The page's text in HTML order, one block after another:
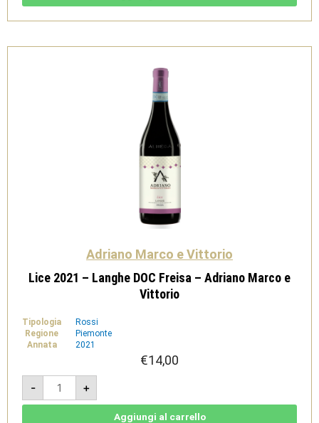
Marco
quantità
Adriano Marco e Vittorio
Lice 2021 – Langhe DOC Freisa – Adriano Marco e
Vittorio
Tipologia
Rossi
Regione
Piemonte
Annata
2021
€14,00
-
Lice
2021
-
Langhe
+
Aggiungi al carrello